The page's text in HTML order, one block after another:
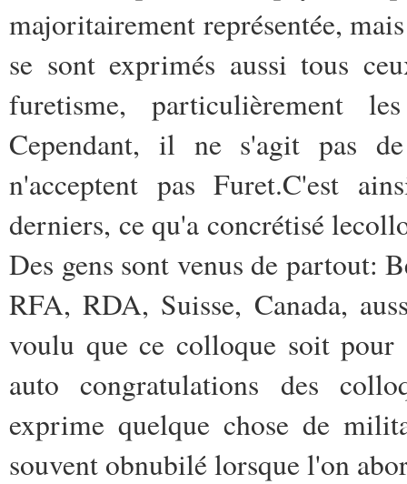
majoritairement représentée,
se sont exprimés aussi tous
furetisme, particulièrement
Cependant, ­il ne s'agit pas
n'acceptent pas Furet.­C'est
derniers, ce qu'a concrétisé
Des gens sont venus de partout:
RFA, RDA, Suisse, Canada,
voulu que ce colloque soit
auto congratulations des
exprime quelque chose de
souvent obnubilé lorsque l'on